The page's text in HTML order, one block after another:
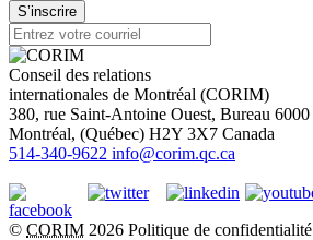
S’inscrire
Conseil des relations
internationales de Montréal (CORIM)
380, rue Saint-Antoine Ouest, Bureau 6000
Montréal, (Québec) H2Y 3X7 Canada
514-340-9622 info@corim.qc.ca
© CORIM 2026 Politique de confidentialité